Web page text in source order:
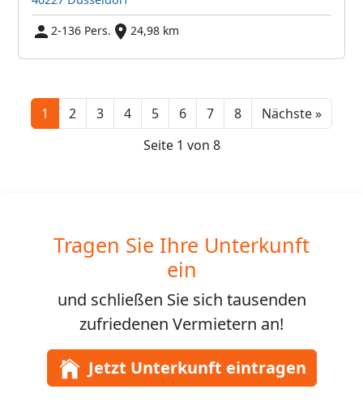
2-136 Pers.
24,98 km
1 2 3 4 5 6 7 8 Nächste »Next
Seite 1 von 8
Tragen Sie Ihre Unterkunft
ein
und schließen Sie sich tausenden
zufriedenen Vermietern an!
Jetzt Unterkunft eintragen